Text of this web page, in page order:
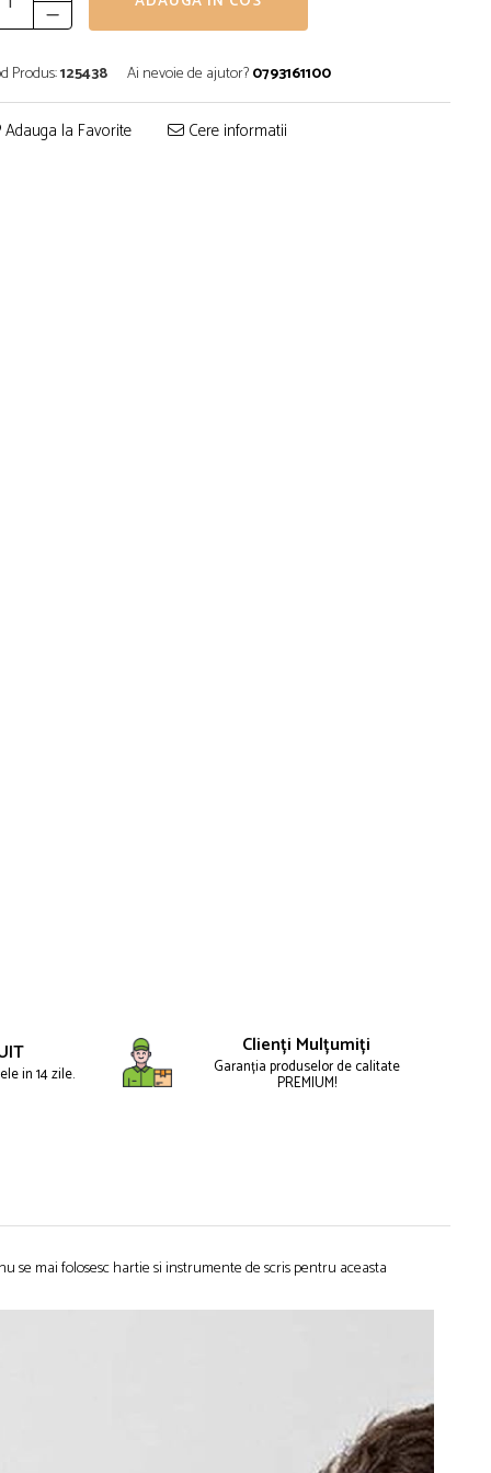
Produs:125438 Ai nevoie de ajutor?0793161100
Adauga la Favorite Cere informatii
in 14 zile.
Clienți Mulțumiți
Garanția produselor de calitate
PREMIUM!
se mai folosesc hartie si instrumente de scris pentru aceasta